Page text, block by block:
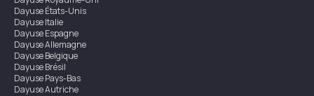
DayuseÉtats-Unis
DayuseItalie
DayuseEspagne
DayuseAllemagne
DayuseBelgique
DayuseBrésil
DayusePays-Bas
DayuseAutriche